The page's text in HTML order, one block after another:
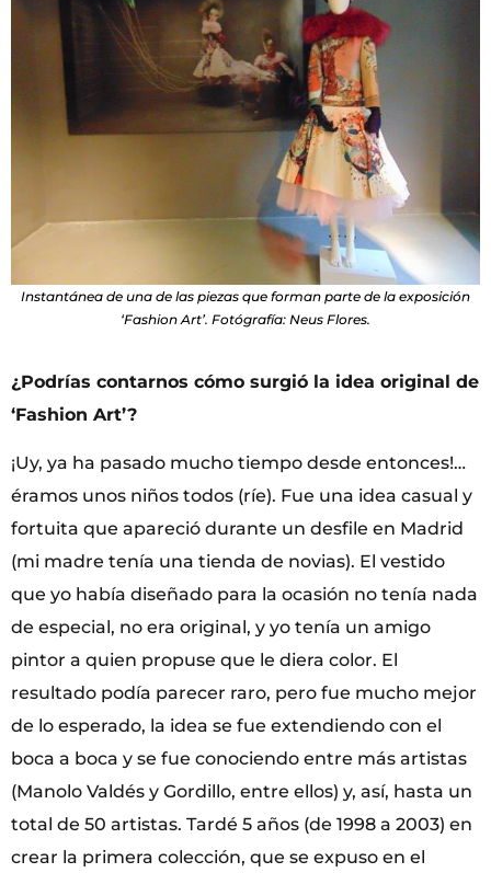
Instantánea de una de las piezas que forman parte de la exposición
‘Fashion Art’. Fotógrafía: Neus Flores.
¿Podrías contarnos cómo surgió la idea original de
‘Fashion Art’?
¡Uy, ya ha pasado mucho tiempo desde entonces!…
éramos unos niños todos (ríe). Fue una idea casual y
fortuita que apareció durante un desfile en Madrid
(mi madre tenía una tienda de novias). El vestido
que yo había diseñado para la ocasión no tenía nada
de especial, no era original, y yo tenía un amigo
pintor a quien propuse que le diera color. El
resultado podía parecer raro, pero fue mucho mejor
de lo esperado, la idea se fue extendiendo con el
boca a boca y se fue conociendo entre más artistas
(Manolo Valdés y Gordillo, entre ellos) y, así, hasta un
total de 50 artistas. Tardé 5 años (de 1998 a 2003) en
crear la primera colección, que se expuso en el